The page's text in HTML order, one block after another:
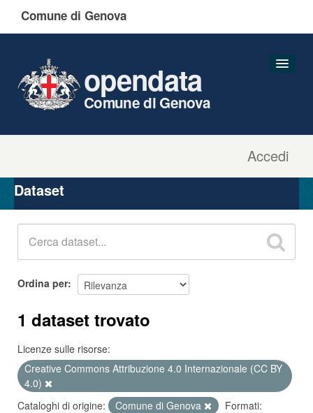
Comune di Genova
Accedi
opendata
Comune di Genova
Organizzazioni
Gruppi
Dataset
Ordina per
1 dataset trovato
Licenze sulle risorse:
Creative Commons Attribuzione 4.0 Internazionale (CC BY
4.0)
Cataloghi di origine:
Comune di Genova
Formati: